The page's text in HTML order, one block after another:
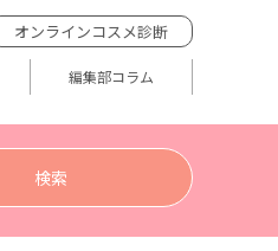
オンラインコスメ診断
編集部コラム